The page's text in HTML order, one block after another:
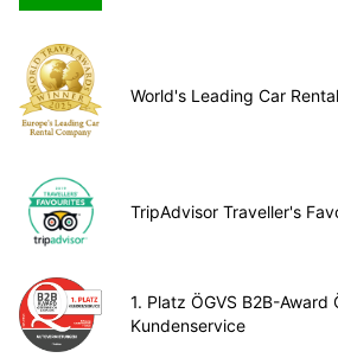
World's Leading Car
TripAdvisor Traveller's
1. Platz ÖGVS B2B-
Kundenservice